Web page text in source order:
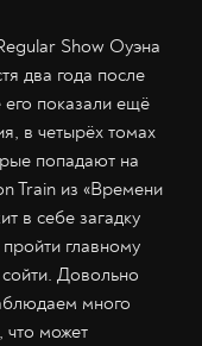
Show Оуэна
два года после
показали ещё
в четырёх томах
попадают на
Train из «Времени
в себе загадку
главному
сойти. Довольно
много
что может